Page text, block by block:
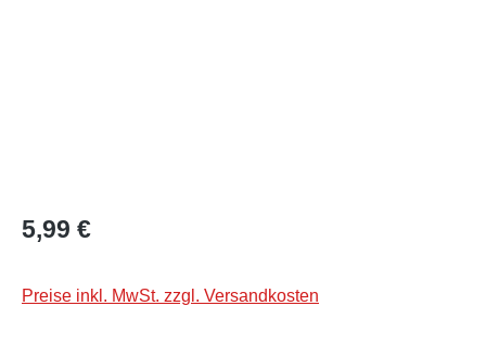
Regulärer Preis:
5,99 €
Preise inkl. MwSt. zzgl. Versandkosten